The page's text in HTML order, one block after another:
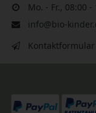
Mo. - Fr., 08:00
info@bio-
Kontaktformular